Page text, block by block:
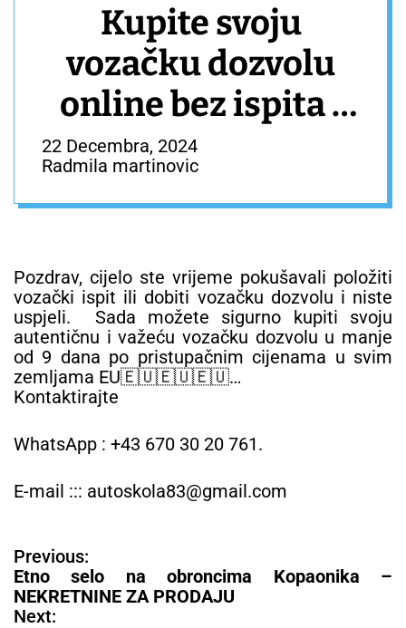
Kupite svoju
vozačku dozvolu
online bez ispita i
teorije.
22 Decembra, 2024
Radmila martinovic
Pozdrav, cijelo ste vrijeme pokušavali položiti
vozački ispit ili dobiti vozačku dozvolu i niste
uspjeli. Sada možete sigurno kupiti svoju
autentičnu i važeću vozačku dozvolu u manje
od 9 dana po pristupačnim cijenama u svim
zemljama EU🇪🇺🇪🇺🇪🇺…
Kontaktirajte
WhatsApp : +43 670 30 20 761.
E-mail ::: autoskola83@gmail.com
N
a
v
i
Previous:
Etno selo na obroncima Kopaonika –
NEKRETNINE ZA PRODAJU
Next: